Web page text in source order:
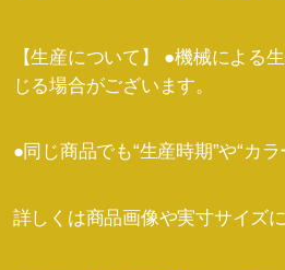
【生産について】 ●機械による
じる場合がございます。
●同じ商品でも“生産時期”や“カ
詳しくは商品画像や実寸サイズ